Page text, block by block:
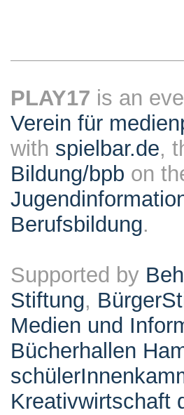
PLAY17 is an
Verein für
with spielbar.de,
Bildung/bpb on
Berufsbildung.
Supported by
Stiftung,
Medien und
Bücherhallen
Kreativwirtschaft